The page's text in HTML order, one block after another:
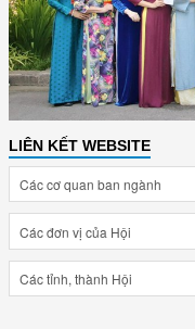
LIÊN KẾT WEBSITE